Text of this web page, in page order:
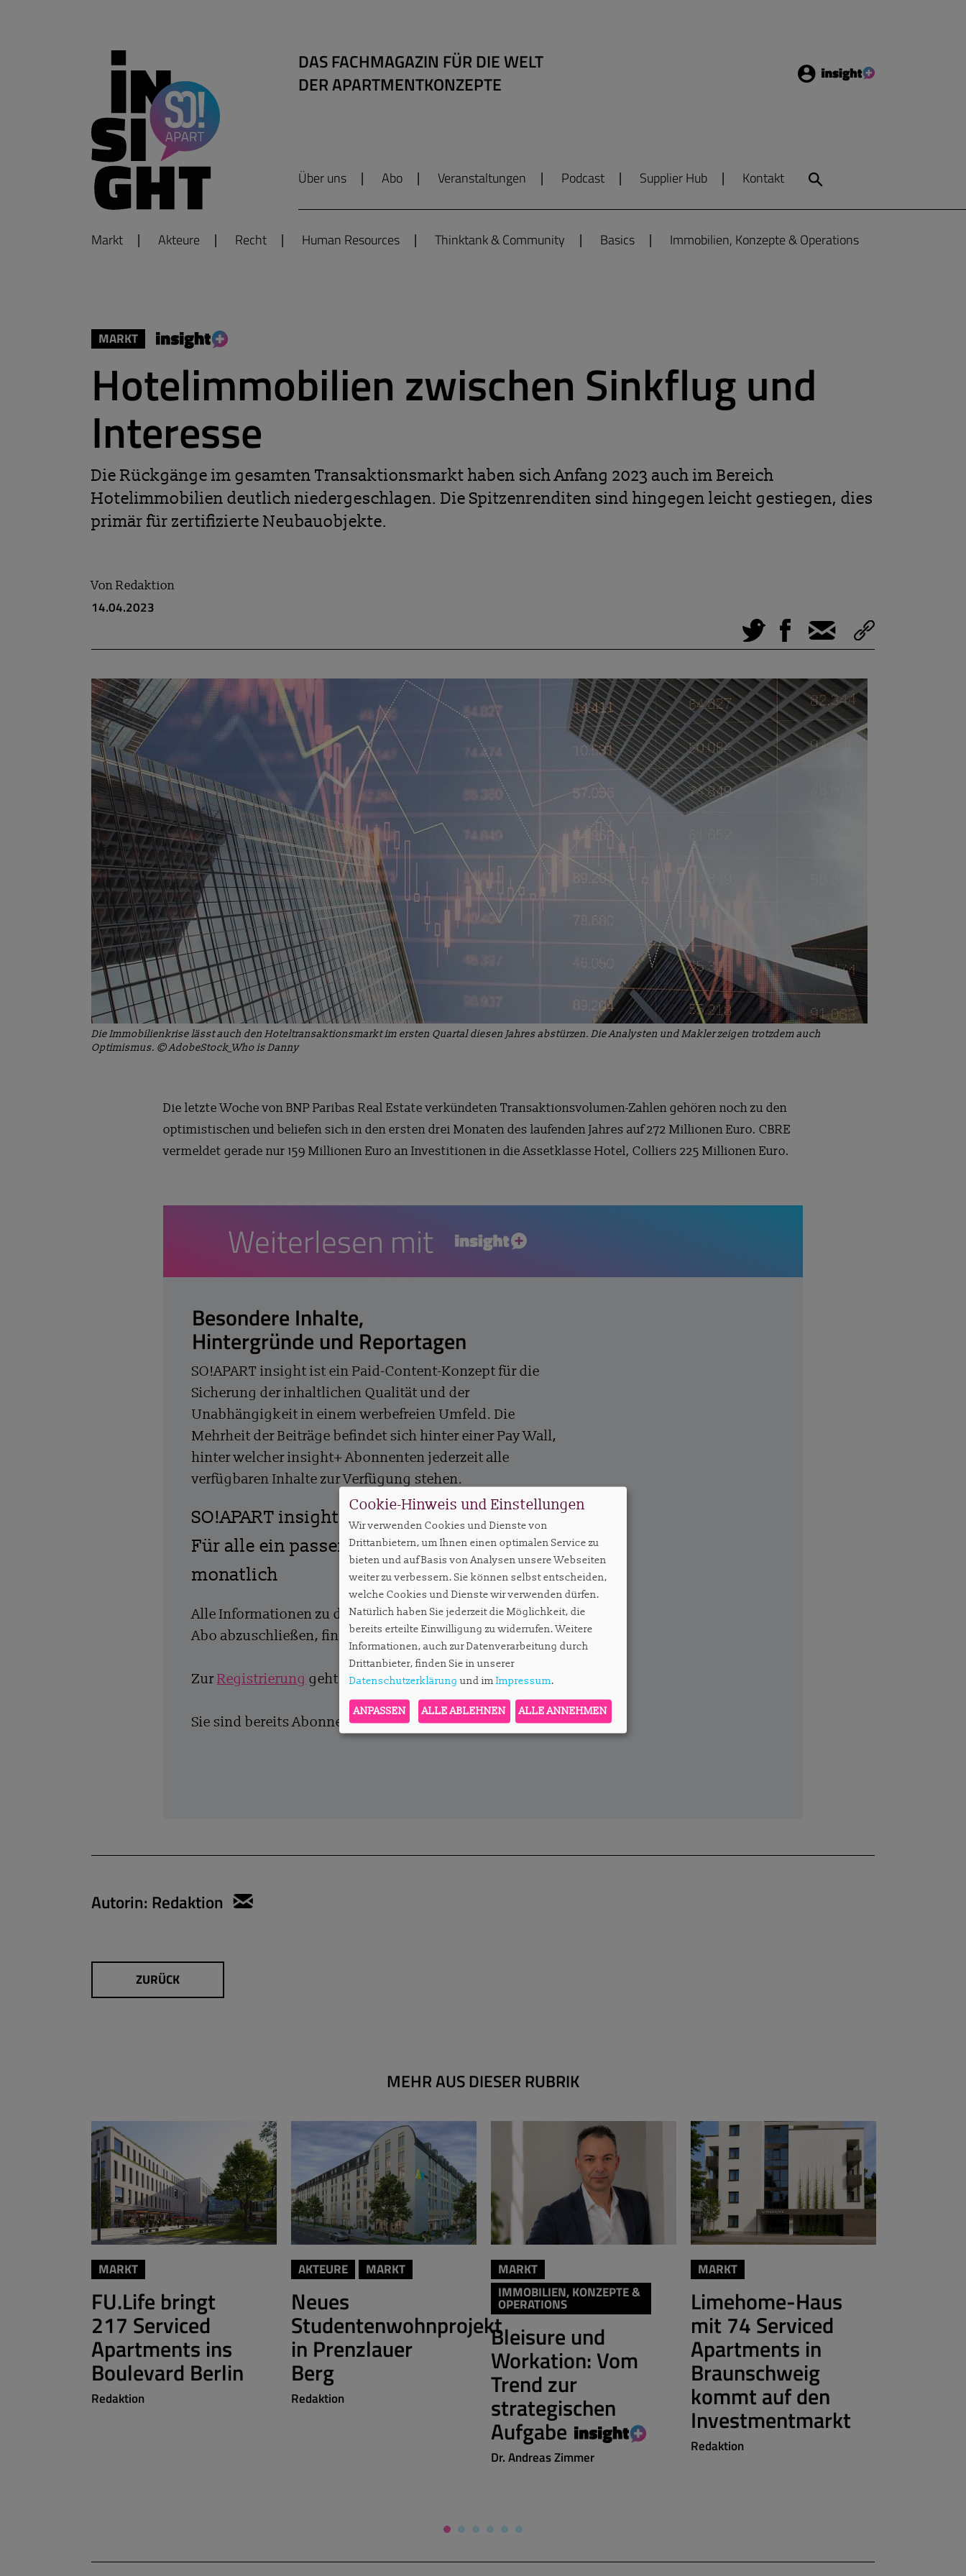
DAS FACHMAGAZIN FÜR DIE WELT
DER APARTMENTKONZEPTE
Über uns Abo Veranstaltungen Podcast Supplier Hub Kontakt
Markt Akteure Recht Human Resources Thinktank & Community Basics Immobilien, Konzepte & Operations
MARKT
Hotelimmobilien zwischen Sinkflug und
Interesse
Die Rückgänge im gesamten Transaktionsmarkt haben sich Anfang 2023 auch im Bereich
Hotelimmobilien deutlich niedergeschlagen. Die Spitzenrenditen sind hingegen leicht gestiegen, dies
primär für zertifizierte Neubauobjekte.
VonRedaktion
14.04.2023
Tweet Facebook
E-Mail
Die Immobilienkrise lässt auch den Hoteltransaktionsmarkt im ersten Quartal diesen Jahres abstürzen. Die Analysten und Makler zeigen trotzdem auch
Optimismus. © AdobeStock_Who is Danny
Die letzte Woche von BNP Paribas Real Estate verkündeten Transaktionsvolumen-Zahlen gehören noch zu den
optimistischen und beliefen sich in den ersten drei Monaten des laufenden Jahres auf 272 Millionen Euro. CBRE
vermeldet gerade nur 159 Millionen Euro an Investitionen in die Assetklasse Hotel, Colliers 225 Millionen Euro.
Weiterlesen mit
Besondere Inhalte,
Hintergründe und Reportagen
SO!APART insight ist ein Paid-Content-Konzept für die
Sicherung der inhaltlichen Qualität und der
Unabhängigkeit in einem werbefreien Umfeld. Die
Mehrheit der Beiträge befindet sich hinter einer Pay Wall,
hinter welcher insight+ Abonnenten jederzeit alle
verfügbaren Inhalte zur Verfügung stehen.
SO!APART insight+
Für alle ein passendes Abo – ab EUR 27,50
monatlich
Alle Informationen zu den Abos und die Möglichkeit, ein
Abo abzuschließen, finden Siehier.
ZurRegistrierung geht es hier entlang.
Sie sind bereits Abonnent?Hier anmelden.
Autorin: Redaktion
ZURÜCK
MEHR AUS DIESER RUBRIK
MARKT
FU.Life bringt
217 Serviced
Apartments ins
Boulevard Berlin
Redaktion
AKTEURE MARKT
Neues
Studentenwohnprojekt
in Prenzlauer
Berg
Redaktion
MARKT
IMMOBILIEN, KONZEPTE &
OPERATIONS
Bleisure und
Workation: Vom
Trend zur
strategischen
Aufgabe
Dr. Andreas Zimmer
MARKT
Limehome-Haus
mit 74 Serviced
Apartments in
Braunschweig
kommt auf den
Investmentmarkt
Redaktion
Cookie-Hinweis und Einstellungen
Wir verwenden Cookies und Dienste von
Drittanbietern, um Ihnen einen optimalen Service zu
bieten und auf Basis von Analysen unsere Webseiten
weiter zu verbessern. Sie können selbst entscheiden,
welche Cookies und Dienste wir verwenden dürfen.
Natürlich haben Sie jederzeit die Möglichkeit, die
bereits erteilte Einwilligung zu widerrufen. Weitere
Informationen, auch zur Datenverarbeitung durch
Drittanbieter, finden Sie in unserer
Datenschutzerklärung und im Impressum.
ANPASSEN ALLE ABLEHNEN ALLE ANNEHMEN